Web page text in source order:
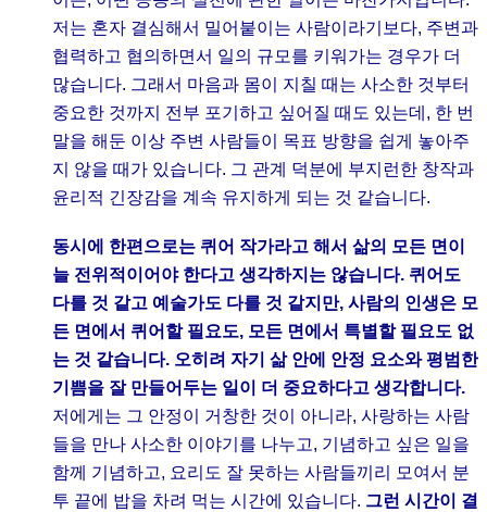
저는 혼자 결심해서 밀어붙이는 사람이라기보다, 주변과
협력하고 협의하면서 일의 규모를 키워가는 경우가 더
많습니다. 그래서 마음과 몸이 지칠 때는 사소한 것부터
중요한 것까지 전부 포기하고 싶어질 때도 있는데, 한 번
말을 해둔 이상 주변 사람들이 목표 방향을 쉽게 놓아주
지 않을 때가 있습니다. 그 관계 덕분에 부지런한 창작과
윤리적 긴장감을 계속 유지하게 되는 것 같습니다.
동시에 한편으로는 퀴어 작가라고 해서 삶의 모든 면이
늘 전위적이어야 한다고 생각하지는 않습니다. 퀴어도
다를 것 같고 예술가도 다를 것 같지만, 사람의 인생은 모
든 면에서 퀴어할 필요도, 모든 면에서 특별할 필요도 없
는 것 같습니다. 오히려 자기 삶 안에 안정 요소와 평범한
기쁨을 잘 만들어두는 일이 더 중요하다고 생각합니다.
저에게는 그 안정이 거창한 것이 아니라, 사랑하는 사람
들을 만나 사소한 이야기를 나누고, 기념하고 싶은 일을
함께 기념하고, 요리도 잘 못하는 사람들끼리 모여서 분
투 끝에 밥을 차려 먹는 시간에 있습니다. 그런 시간이 결